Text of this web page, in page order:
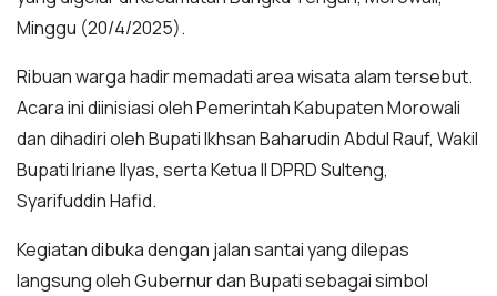
Minggu (20/4/2025).
Ribuan warga hadir memadati area wisata alam tersebut.
Acara ini diinisiasi oleh Pemerintah Kabupaten Morowali
dan dihadiri oleh Bupati Ikhsan Baharudin Abdul Rauf, Wakil
Bupati Iriane Ilyas, serta Ketua II DPRD Sulteng,
Syarifuddin Hafid.
Kegiatan dibuka dengan jalan santai yang dilepas
langsung oleh Gubernur dan Bupati sebagai simbol